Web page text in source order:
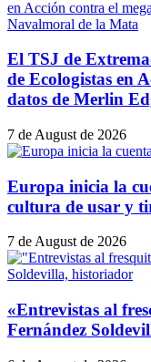
El TSJ de
de Ecologistas en
datos de Merlin
7 de August de 2026
Europa inicia la
cultura de usar y
7 de August de 2026
«Entrevistas al
Fernández